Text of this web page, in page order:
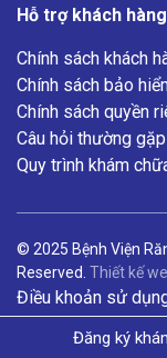
Đăng ký
Hỗ trợ khách hàng
Chính sách khách
Chính sách bảo
Chính sách quyền
Câu hỏi thường gặp
Quy trình khám
© 2025 Bệnh Viện
Reserved. Thiết kế
Điều khoản sử